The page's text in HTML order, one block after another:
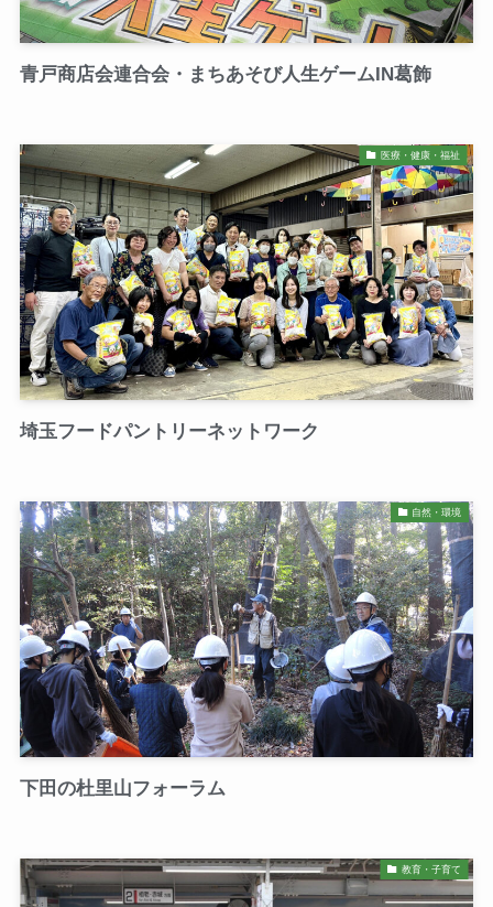
青戸商店会連合会・まちあそび人生ゲームIN葛飾
医療・健康・福祉
埼玉フードパントリーネットワーク
自然・環境
下田の杜里山フォーラム
教育・子育て